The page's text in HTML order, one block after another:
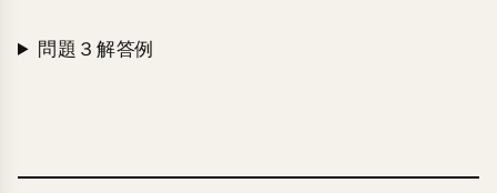
問題３解答例